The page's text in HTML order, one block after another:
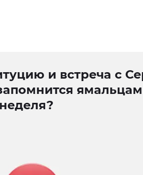
и встреча с
ямальцам